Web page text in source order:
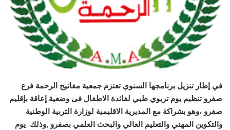
في إطار تنزيل برنامجها السنوي تعتزم جمعية مفاتيح الرحمة فرع
صفرو تنظيم يوم تربوي طبي لفائدة الاطفال فى وضعية إعاقة بإقليم
صفرو ،وهو بشراكة مع المديرية الاقليمية لوزارة التربية الوطنية
والتكوين المهني والتعليم العالي والبحث العلمي بصفرو ,وذلك يوم